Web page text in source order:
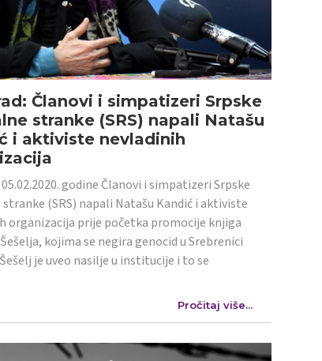
Članovi i simpatizeri Srpske
stranke (SRS) napali Natašu
i aktiviste nevladinih
godine Članovi i simpatizeri Srpske
(SRS) napali Natašu Kandić i aktiviste
organizacija prije početka promocije knjiga
kojima se negira genocid u Srebrenici
je uveo nasilje u institucije i to se
Pročitaj više...